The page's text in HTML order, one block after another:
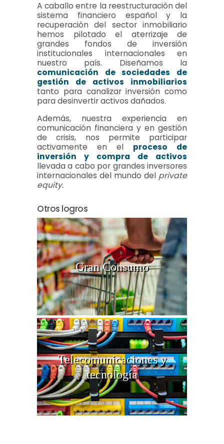
A caballo entre la reestructuración del
sistema financiero español y la
recuperación del sector inmobiliario
hemos pilotado el aterrizaje de
grandes fondos de inversión
institucionales internacionales en
nuestro país. Diseñamos la
comunicación de sociedades de
gestión de activos inmobiliarios
tanto para canalizar inversión como
para desinvertir activos dañados.
Además, nuestra experiencia en
comunicación financiera y en gestión
de crisis, nos permite participar
activamente en el proceso de
inversión y compra de activos
llevada a cabo por grandes inversores
internacionales del mundo del private
equity.
Otros logros
Gran Consumo
Telecomunicaciones y
tecnología